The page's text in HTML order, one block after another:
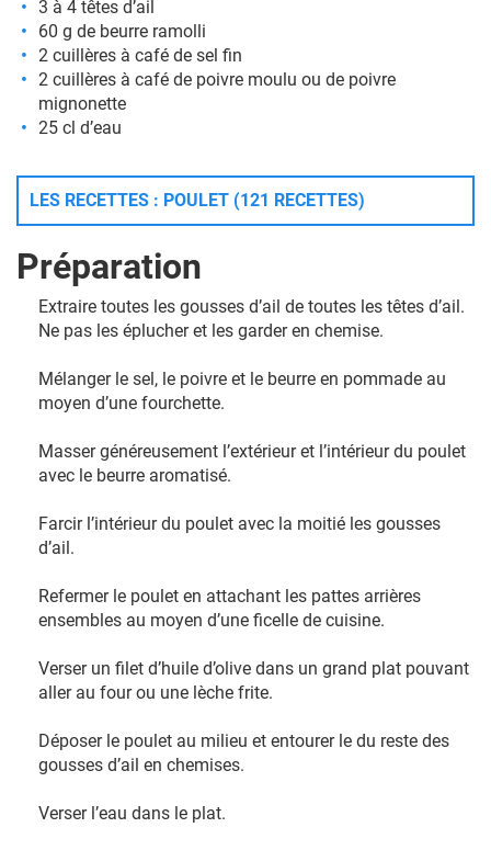
3 à 4 têtes d’ail
60 g de beurre ramolli
2 cuillères à café de sel fin
2 cuillères à café de poivre moulu ou de poivre
mignonette
25 cl d’eau
LES RECETTES : POULET (121 RECETTES)
Préparation
Extraire toutes les gousses d’ail de toutes les têtes d’ail.
Ne pas les éplucher et les garder en chemise.
Mélanger le sel, le poivre et le beurre en pommade au
moyen d’une fourchette.
Masser généreusement l’extérieur et l’intérieur du poulet
avec le beurre aromatisé.
Farcir l’intérieur du poulet avec la moitié les gousses
d’ail.
Refermer le poulet en attachant les pattes arrières
ensembles au moyen d’une ficelle de cuisine.
Verser un filet d’huile d’olive dans un grand plat pouvant
aller au four ou une lèche frite.
Déposer le poulet au milieu et entourer le du reste des
gousses d’ail en chemises.
Verser l’eau dans le plat.